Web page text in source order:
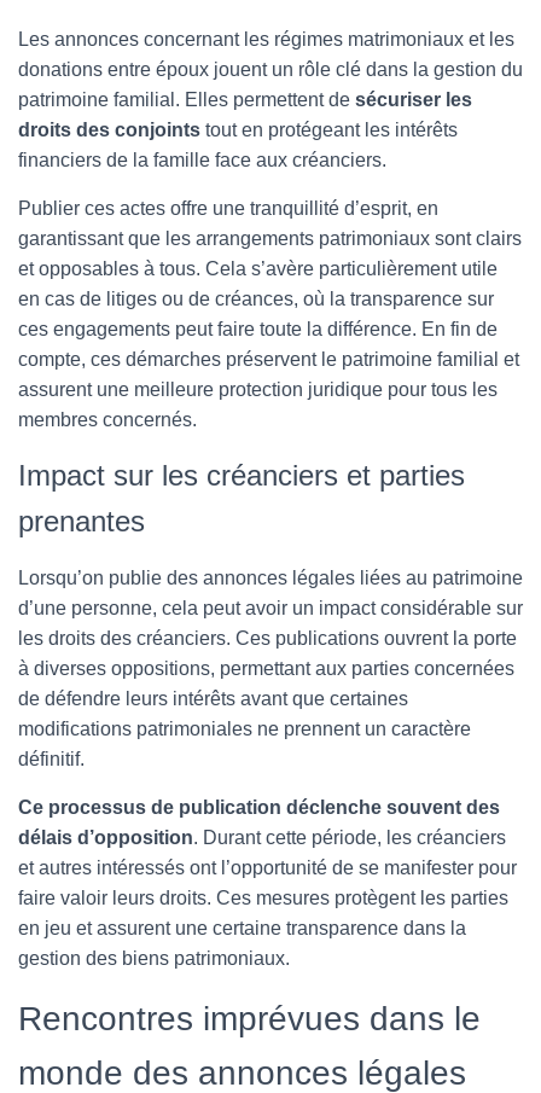
Les annonces concernant les régimes matrimoniaux et les
donations entre époux jouent un rôle clé dans la gestion du
patrimoine familial. Elles permettent de sécuriser les
droits des conjoints tout en protégeant les intérêts
financiers de la famille face aux créanciers.
Publier ces actes offre une tranquillité d’esprit, en
garantissant que les arrangements patrimoniaux sont clairs
et opposables à tous. Cela s’avère particulièrement utile
en cas de litiges ou de créances, où la transparence sur
ces engagements peut faire toute la différence. En fin de
compte, ces démarches préservent le patrimoine familial et
assurent une meilleure protection juridique pour tous les
membres concernés.
Impact sur les créanciers et parties
prenantes
Lorsqu’on publie des annonces légales liées au patrimoine
d’une personne, cela peut avoir un impact considérable sur
les droits des créanciers. Ces publications ouvrent la porte
à diverses oppositions, permettant aux parties concernées
de défendre leurs intérêts avant que certaines
modifications patrimoniales ne prennent un caractère
définitif.
Ce processus de publication déclenche souvent des
délais d’opposition. Durant cette période, les créanciers
et autres intéressés ont l’opportunité de se manifester pour
faire valoir leurs droits. Ces mesures protègent les parties
en jeu et assurent une certaine transparence dans la
gestion des biens patrimoniaux.
Rencontres imprévues dans le
monde des annonces légales